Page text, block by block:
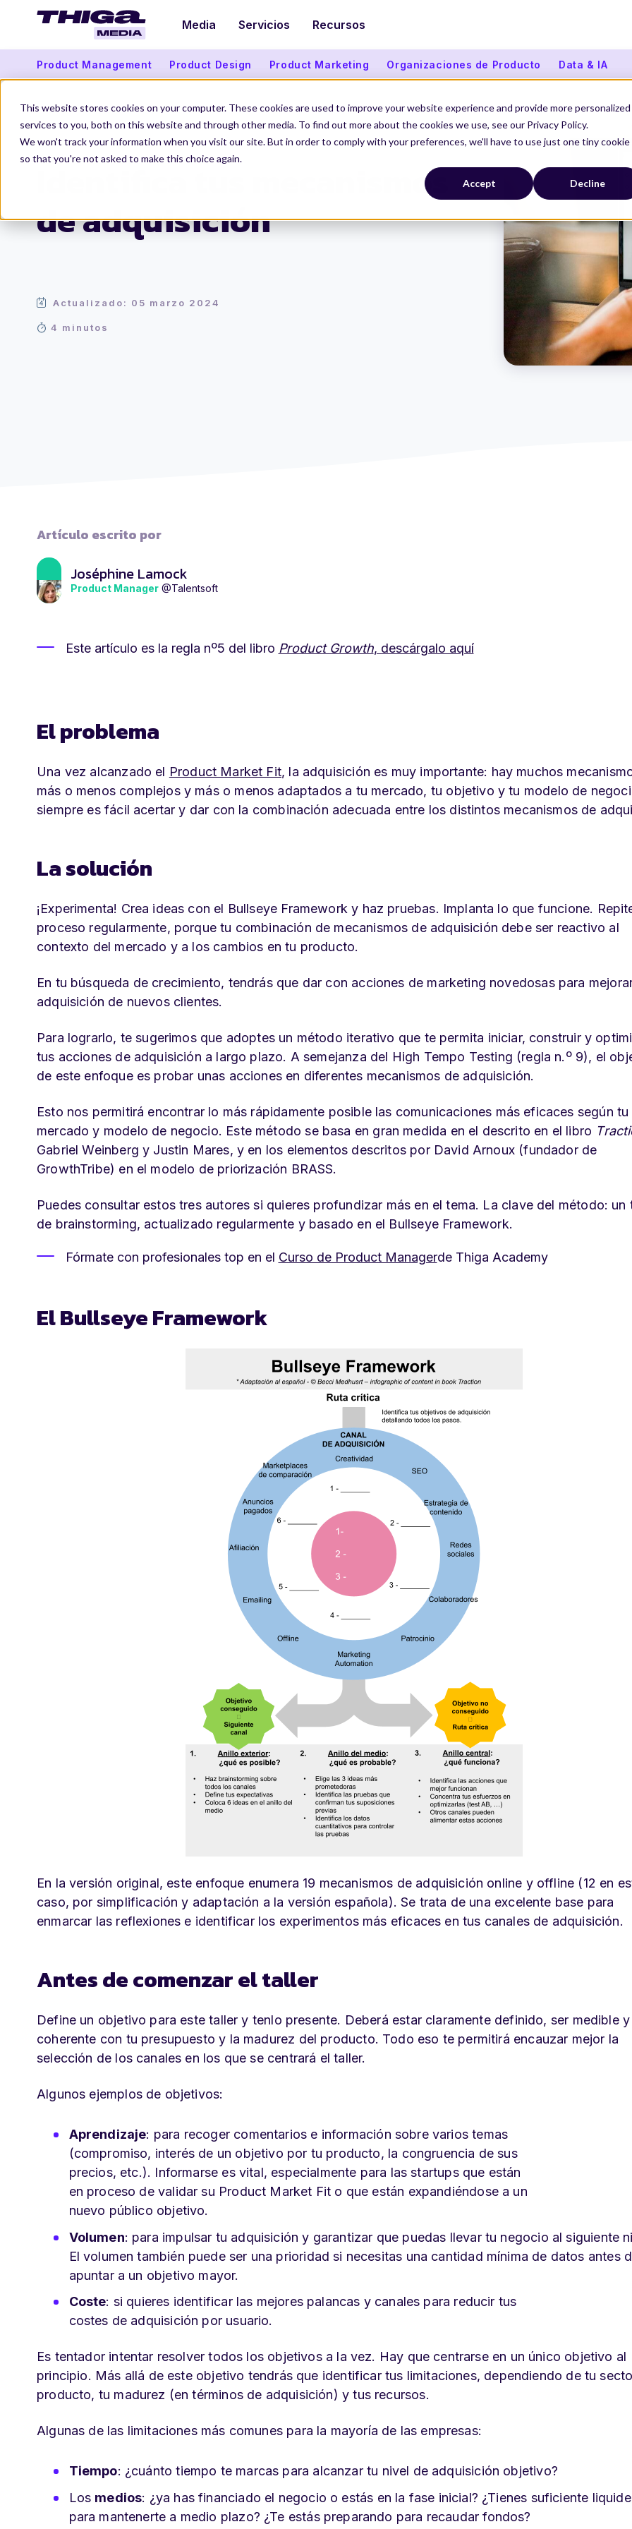
This website stores cookies on your computer. These cookies are used to improve your website experience and provide more personalized
services to you, both on this website and through other media. To find out more about the cookies we use, see our Privacy Policy.
We won't track your information when you visit our site. But in order to comply with your preferences, we'll have to use just one tiny cookie
so that you're not asked to make this choice again.
Accept Decline
Media Servicios Recursos
Product Management Product Design Product Marketing Organizaciones de Producto Data & IA
Thiga Media Growth Identifica tus mecanismos de adquisición
Identifica tus mecanismos
de adquisición
Actualizado: 05 marzo 2024
4 minutos
Artículo escrito por
Joséphine Lamock
Product Manager @Talentsoft
Este artículo es la regla nº5 del libro Product Growth, descárgalo aquí
El problema
Una vez alcanzado el Product Market Fit, la adquisición es muy importante: hay muchos
más o menos complejos y más o menos adaptados a tu mercado, tu objetivo y tu modelo de
siempre es fácil acertar y dar con la combinación adecuada entre los distintos mecanismos de
La solución
¡Experimenta! Crea ideas con el Bullseye Framework y haz pruebas. Implanta lo que funcione.
proceso regularmente, porque tu combinación de mecanismos de adquisición debe ser reactivo al
contexto del mercado y a los cambios en tu producto.
En tu búsqueda de crecimiento, tendrás que dar con acciones de marketing novedosas para
adquisición de nuevos clientes.
Para lograrlo, te sugerimos que adoptes un método iterativo que te permita iniciar, construir y
tus acciones de adquisición a largo plazo. A semejanza del High Tempo Testing (regla n.º 9), el
de este enfoque es probar unas acciones en diferentes mecanismos de adquisición.
Esto nos permitirá encontrar lo más rápidamente posible las comunicaciones más eficaces según tu
mercado y modelo de negocio. Este método se basa en gran medida en el descrito en el libro
Gabriel Weinberg y Justin Mares, y en los elementos descritos por David Arnoux (fundador de
GrowthTribe) en el modelo de priorización BRASS.
Puedes consultar estos tres autores si quieres profundizar más en el tema. La clave del método: un
de brainstorming, actualizado regularmente y basado en el Bullseye Framework.
Fórmate con profesionales top en el Curso de Product Managerde Thiga Academy
El Bullseye Framework
En la versión original, este enfoque enumera 19 mecanismos de adquisición online y offline (12 en
caso, por simplificación y adaptación a la versión española). Se trata de una excelente base para
enmarcar las reflexiones e identificar los experimentos más eficaces en tus canales de adquisición.
Antes de comenzar el taller
Define un objetivo para este taller y tenlo presente. Deberá estar claramente definido, ser medible
coherente con tu presupuesto y la madurez del producto. Todo eso te permitirá encauzar mejor la
selección de los canales en los que se centrará el taller.
Algunos ejemplos de objetivos:
Aprendizaje: para recoger comentarios e información sobre varios temas
(compromiso, interés de un objetivo por tu producto, la congruencia de sus
precios, etc.). Informarse es vital, especialmente para las startups que están
en proceso de validar su Product Market Fit o que están expandiéndose a un
nuevo público objetivo.
Volumen: para impulsar tu adquisición y garantizar que puedas llevar tu negocio al siguiente
El volumen también puede ser una prioridad si necesitas una cantidad mínima de datos antes
apuntar a un objetivo mayor.
Coste: si quieres identificar las mejores palancas y canales para reducir tus
costes de adquisición por usuario.
Es tentador intentar resolver todos los objetivos a la vez. Hay que centrarse en un único objetivo al
principio. Más allá de este objetivo tendrás que identificar tus limitaciones, dependiendo de tu
producto, tu madurez (en términos de adquisición) y tus recursos.
Algunas de las limitaciones más comunes para la mayoría de las empresas:
Tiempo: ¿cuánto tiempo te marcas para alcanzar tu nivel de adquisición objetivo?
Los medios: ¿ya has financiado el negocio o estás en la fase inicial? ¿Tienes suficiente
para mantenerte a medio plazo? ¿Te estás preparando para recaudar fondos?